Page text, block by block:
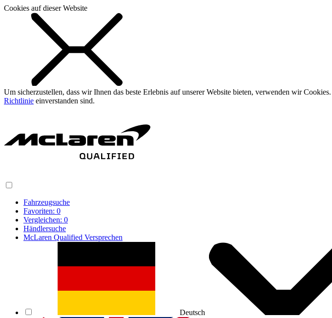
Cookies auf dieser Website
Um sicherzustellen, dass wir Ihnen das beste Erlebnis auf unserer Website bieten, verwenden wir
Richtlinie einverstanden sind.
Fahrzeugsuche
Favoriten: 0
Vergleichen: 0
Händlersuche
McLaren Qualified Versprechen
Deutsch